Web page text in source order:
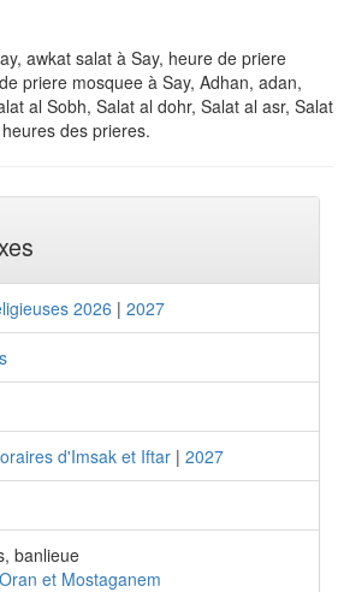
awkat salat à Say, heure de priere
priere mosquee à Say, Adhan, adan,
al Sobh, Salat al dohr, Salat al asr, Salat
des prieres.
2026 | 2027
d'Imsak et Iftar | 2027
banlieue
Oran et Mostaganem